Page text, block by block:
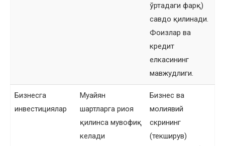
ўртадаги фарқ)
савдо қилинади.
Фоизлар ва
кредит
елкасининг
мавжудлиги.
Бизнесга
инвестициялар
Муайян
шартларга риоя
қилинса мувофиқ
келади
Бизнес ва
молиявий
скрининг
(текширув)